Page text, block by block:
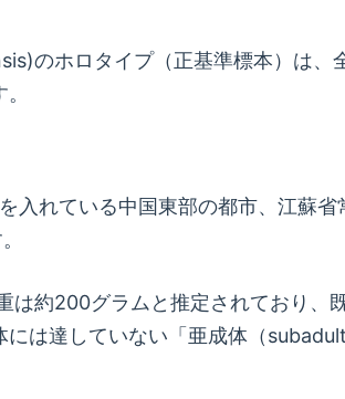
のホロタイプ（正基準標本）は、
れている中国東部の都市、江蘇省
約200グラムと推定されており、
は達していない「亜成体（